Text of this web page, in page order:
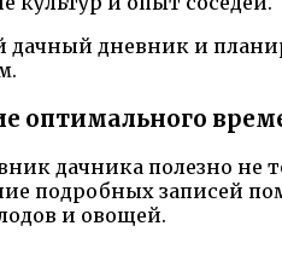
дачный дневник и
оптимального
дачника полезно не
подробных записей
и овощей.